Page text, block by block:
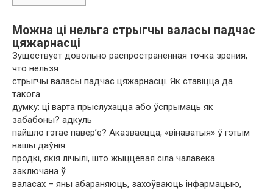
Можна ці нельга стрыгчы валасы падчас
цяжарнасці
Зуществует довольно распространенная точка зрения,
что нельзя
стрыгчы валасы падчас цяжарнасці. Як ставіцца да
такога
думку: ці варта прыслухацца або ўспрымаць як
забабоны? адкуль
пайшло гэтае павер’е? Аказваецца, «вінаватыя» ў гэтым
нашы даўнія
продкі, якія лічылі, што жыццёвая сіла чалавека
заключана ў
валасах – яны абараняюць, захоўваюць інфармацыю,